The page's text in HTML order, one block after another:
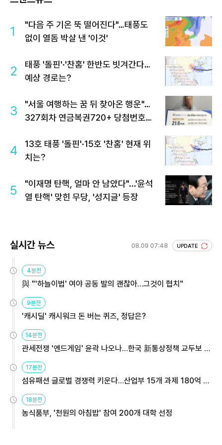
1
"다음 주 기온 뚝 떨어진다"…태풍도
없이 열돔 박살 낸 '이것'
2
태풍 '돌핀'·'찬홈' 한반도 빗겨간다…
예상 경로는?
3
"서울 여행하는 꿈 뒤 찾아온 행운"…
327회차 연금복권720+ 당첨번호조
4
13호 태풍 '돌핀'·15호 '찬홈' 현재 위
치는?
5
"이재명 탄핵, 얼마 안 남았다"...'윤석
열 탄핵' 맞힌 무당, '성지글' 등장
실시간 뉴스 08.09 07:48 UPDATE
4분전
與 "'하늘이법' 여야 공동 발의 괜찮아…그것이 협치"
9분전
'캐시딜' 캐시워크 돈 버는 퀴즈, 정답은?
14분전
관세전쟁 '엔드게임' 윤곽 나오나…한국 新통상정책 교두보 활
용해야
17분전
섬유패션 글로벌 경쟁력 키운다…산업부 15개 과제 180억 지
원
18분전
농식품부, '천원의 아침밥' 참여 200개 대학 선정